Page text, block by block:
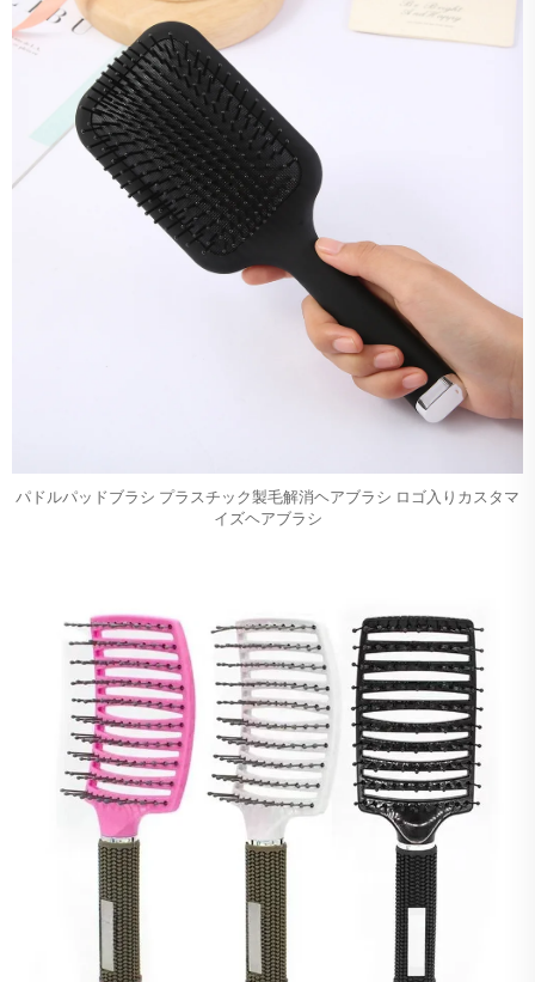
パドルパッドブラシ プラスチック製毛解消ヘアブラシ ロゴ入りカスタマ
イズヘアブラシ